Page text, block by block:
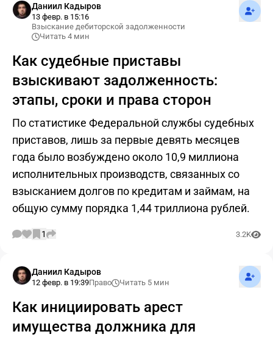
Даниил Кадыров
13 февр. в 15:16
Взыскание дебиторской задолженности
Читать 4 мин
Как судебные приставы
взыскивают задолженность:
этапы, сроки и права сторон
По статистике Федеральной службы судебных
приставов, лишь за первые девять месяцев
года было возбуждено около 10,9 миллиона
исполнительных производств, связанных со
взысканием долгов по кредитам и займам, на
общую сумму порядка 1,44 триллиона рублей.
1 3.2K
Даниил Кадыров
12 февр. в 19:39Право Читать 5 мин
Как инициировать арест
имущества должника для